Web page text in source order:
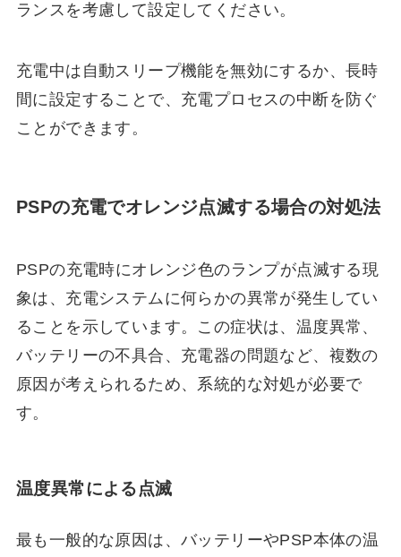
ランスを考慮して設定してください。
充電中は自動スリープ機能を無効にするか、長時
間に設定することで、充電プロセスの中断を防ぐ
ことができます。
PSPの充電でオレンジ点滅する場合の対処法
PSPの充電時にオレンジ色のランプが点滅する現
象は、充電システムに何らかの異常が発生してい
ることを示しています。この症状は、温度異常、
バッテリーの不具合、充電器の問題など、複数の
原因が考えられるため、系統的な対処が必要で
す。
温度異常による点滅
最も一般的な原因は、バッテリーやPSP本体の温